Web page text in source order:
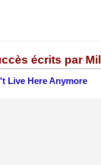
écrits par
Live Here Anymore